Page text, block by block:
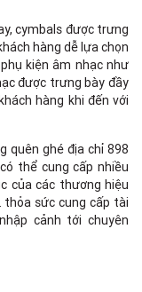
cymbals được trưng
hàng dễ lựa chọn
kiện âm nhạc như
được trưng bày đầy
hàng khi đến với
quên ghé địa chỉ 898
thể cung cấp nhiều
của các thương hiệu
thỏa sức cung cấp tài
cảnh tới chuyên